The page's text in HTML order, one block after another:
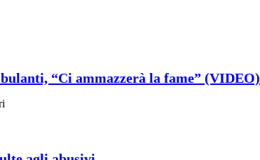
“Ci ammazzerà la fame” (VIDEO)